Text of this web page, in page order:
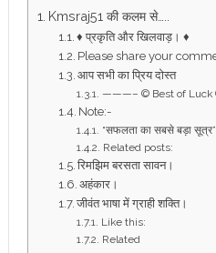
Kmsraj51 की कलम से…..
♦ प्रकृति और खिलवाड़। ♦
Please share your
आप सभी का प्रिय दोस्त
———– © Best of
Note:-
“सफलता का सबसे बड़ा
Related posts:
रिमझिम बरसता सावन।
अहंकार।
जीवंत भाषा में ग्राही शक्ति।
Like this:
Related